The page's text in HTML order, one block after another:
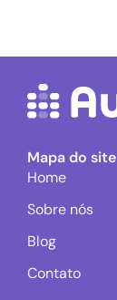
Mapa do site
Home
Sobre nós
Blog
Contato